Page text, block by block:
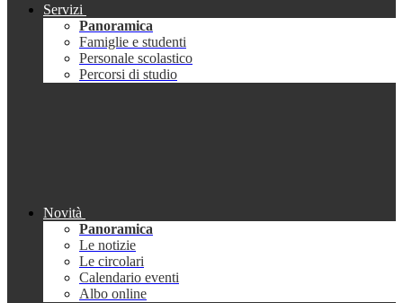
Servizi
Panoramica
Famiglie e studenti
Personale scolastico
Percorsi di studio
Novità
Panoramica
Le notizie
Le circolari
Calendario eventi
Albo online